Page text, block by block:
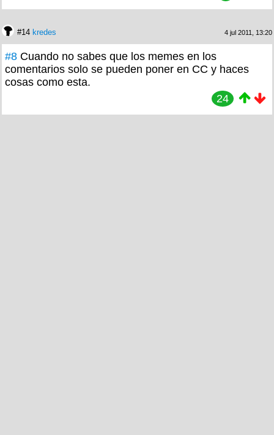
#14 kredes 4 jul 2011, 13:20
#8 Cuando no sabes que los memes en los
comentarios solo se pueden poner en CC y haces
cosas como esta.
24